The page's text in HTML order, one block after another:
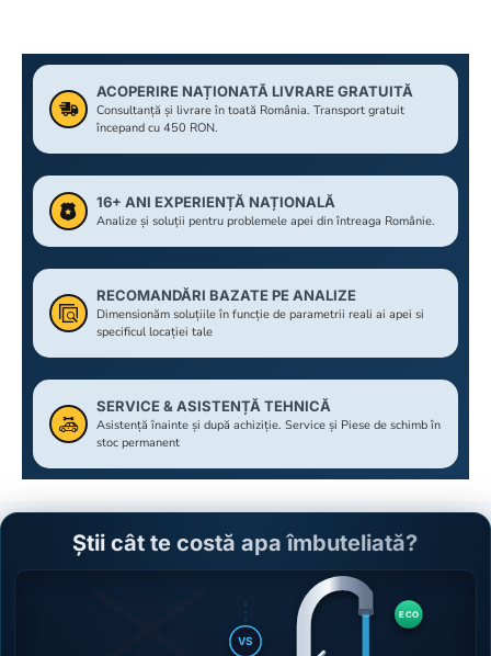
ACOPERIRE NAȚIONATĂ LIVRARE GRATUITĂ
Consultanță și livrare în toată România. Transport gratuit
începand cu 450 RON.
16+ ANI EXPERIENȚĂ NAȚIONALĂ
Analize și soluții pentru problemele apei din întreaga Românie.
RECOMANDĂRI BAZATE PE ANALIZE
Dimensionăm soluțiile în funcție de parametrii reali ai apei si
specificul locației tale
SERVICE & ASISTENȚĂ TEHNICĂ
Asistență înainte și după achiziție. Service și Piese de schimb în
stoc permanent
Știi cât te costă apa îmbuteliată?
VS
ECO